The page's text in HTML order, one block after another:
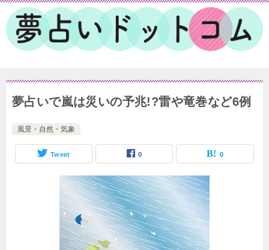
夢占いで嵐は災いの予兆!?雷や竜巻など6例
風景・自然・気象
Tweet 0 0